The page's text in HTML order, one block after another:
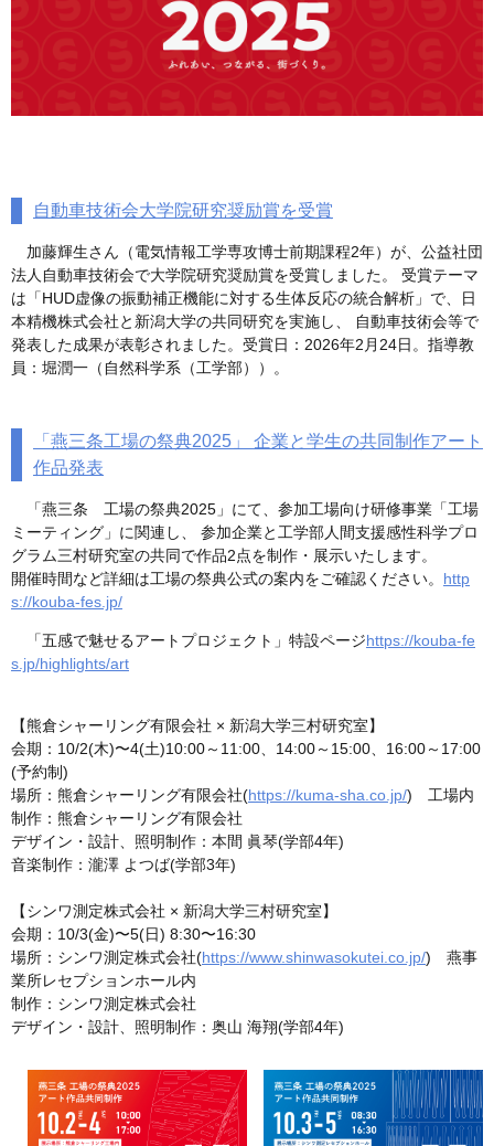
自動車技術会大学院研究奨励賞を受賞
加藤輝生さん（電気情報工学専攻博士前期課程2年）が、公益社団
法人自動車技術会で大学院研究奨励賞を受賞しました。 受賞テーマ
は「HUD虚像の振動補正機能に対する生体反応の統合解析」で、日
本精機株式会社と新潟大学の共同研究を実施し、 自動車技術会等で
発表した成果が表彰されました。受賞日：2026年2月24日。指導教
員：堀潤一（自然科学系（工学部））。
「燕三条工場の祭典2025」 企業と学生の共同制作アート
作品発表
「燕三条 工場の祭典2025」にて、参加工場向け研修事業「工場
ミーティング」に関連し、 参加企業と工学部人間支援感性科学プロ
グラム三村研究室の共同で作品2点を制作・展示いたします。
開催時間など詳細は工場の祭典公式の案内をご確認ください。 http
s://kouba-fes.jp/
「五感で魅せるアートプロジェクト」特設ページhttps://kouba-fe
s.jp/highlights/art
【熊倉シャーリング有限会社 × 新潟大学三村研究室】
会期：10/2(木)〜4(土)10:00～11:00、14:00～15:00、16:00～17:00
(予約制)
場所：熊倉シャーリング有限会社(https://kuma-sha.co.jp/) 工場内
制作：熊倉シャーリング有限会社
デザイン・設計、照明制作：本間 眞琴(学部4年)
音楽制作：瀧澤 よつば(学部3年)
【シンワ測定株式会社 × 新潟大学三村研究室】
会期：10/3(金)〜5(日) 8:30〜16:30
場所：シンワ測定株式会社(https://www.shinwasokutei.co.jp/) 燕事
業所レセプションホール内
制作：シンワ測定株式会社
デザイン・設計、照明制作：奥山 海翔(学部4年)